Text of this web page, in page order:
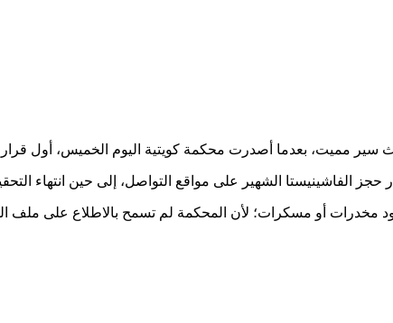
سير مميت، بعدما أصدرت محكمة كويتية اليوم الخميس، أول
الفاشينيستا الشهير على مواقع التواصل، إلى حين انتهاء
مخدرات أو مسكرات؛ لأن المحكمة لم تسمح بالاطلاع على ملف